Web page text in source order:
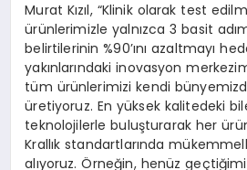
Murat Kızıl, “Klinik olarak test
ürünlerimizle yalnızca 3 basit
belirtilerinin %90’ını azaltmayı
yakınlarındaki inovasyon
tüm ürünlerimizi kendi
üretiyoruz. En yüksek kalitedeki
teknolojilerle buluşturarak her
Krallık standartlarında
alıyoruz. Örneğin, henüz